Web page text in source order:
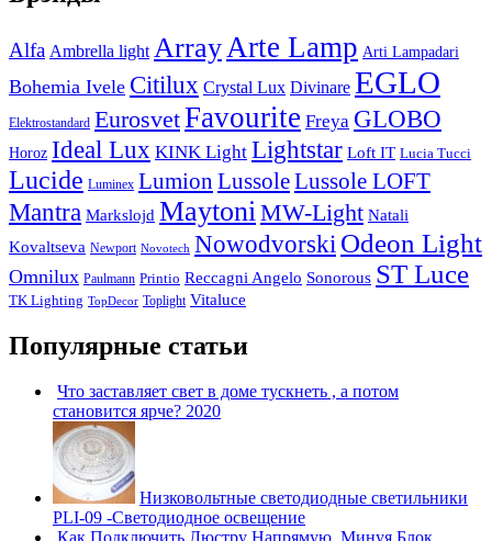
Alfa Ambrella light Array Arte Lamp Arti Lampadari
Bohemia Ivele Citilux Crystal Lux Divinare EGLO
Elektrostandard EurosvetFavourite Freya GLOBO
Horoz Ideal Lux KINK Light Lightstar Loft IT Lucia Tucci
Lucide Luminex Lumion LussoleLussole LOFT
Mantra Markslojd Maytoni MW-Light Natali
Kovaltseva Newport Novotech Nowodvorski Odeon Light
Omnilux Paulmann Printio Reccagni Angelo Sonorous ST Luce
TK Lighting TopDecor Toplight Vitaluce
Популярные статьи
Что заставляет свет в доме тускнеть , а потом
становится ярче? 2020
Низковольтные светодиодные светильники
PLI-09 -Светодиодное освещение